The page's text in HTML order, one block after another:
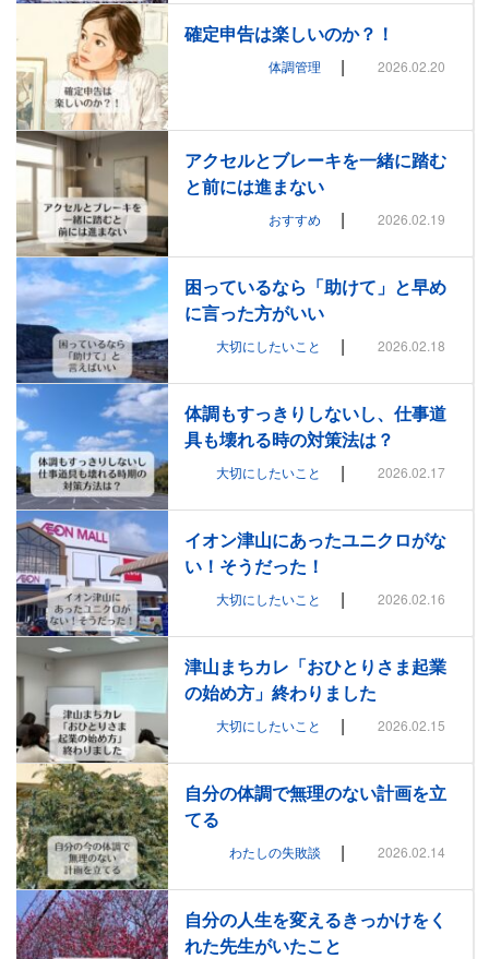
確定申告は楽しいのか？！
体調管理 | 2026.02.20
アクセルとブレーキを一緒に踏む
と前には進まない
おすすめ | 2026.02.19
困っているなら「助けて」と早め
に言った方がいい
大切にしたいこと | 2026.02.18
体調もすっきりしないし、仕事道
具も壊れる時の対策法は？
大切にしたいこと | 2026.02.17
イオン津山にあったユニクロがな
い！そうだった！
大切にしたいこと | 2026.02.16
津山まちカレ「おひとりさま起業
の始め方」終わりました
大切にしたいこと | 2026.02.15
自分の体調で無理のない計画を立
てる
わたしの失敗談 | 2026.02.14
自分の人生を変えるきっかけをく
れた先生がいたこと